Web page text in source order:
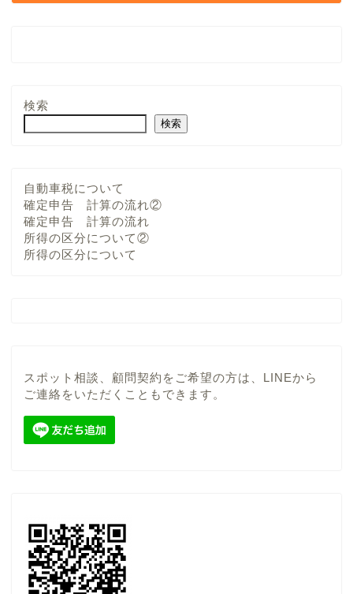
検索
検索
自動車税について
確定申告 計算の流れ②
確定申告 計算の流れ
所得の区分について②
所得の区分について
スポット相談、顧問契約をご希望の方は、LINEから
ご連絡をいただくこともできます。